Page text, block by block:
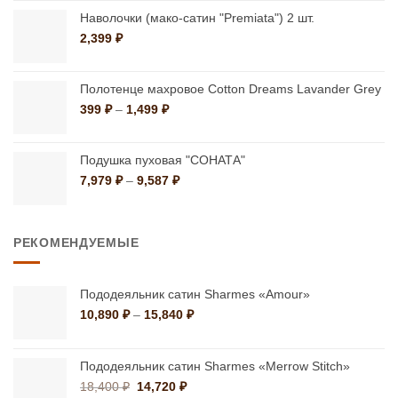
Наволочки (мако-сатин "Premiata") 2 шт.
2,399 ₽
Полотенце махровое Cotton Dreams Lavander Grey
399 ₽ – 1,499 ₽Диапазон
–
1,499 ₽
Подушка пуховая "СОНАТА"
7,979 ₽ – 9,587 ₽Диапазон
РЕКОМЕНДУЕМЫЕ
Пододеяльник сатин Sharmes «Amour»
10,890 ₽ – 15,840 ₽Диапазон
–
Пододеяльник сатин Sharmes «Merrow Stitch»
18,400₽ Первоначальная
14,720₽Текущая